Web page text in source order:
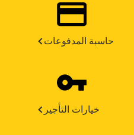
حاسبة المدفوعات
خيارات التأجير